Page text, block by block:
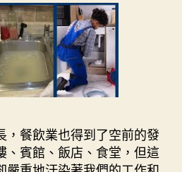
，餐飲業也得到了空前的發
、賓館、飯店、食堂，但這